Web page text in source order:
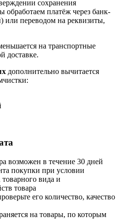
сохранения
обработаем платёж через банк-
или переводом на реквизиты,
на транспортные
доставке.
дополнительно вычитается
возможен в течение 30 дней
покупки при условии
вида и
товара
его количество, качество
на товары, по которым